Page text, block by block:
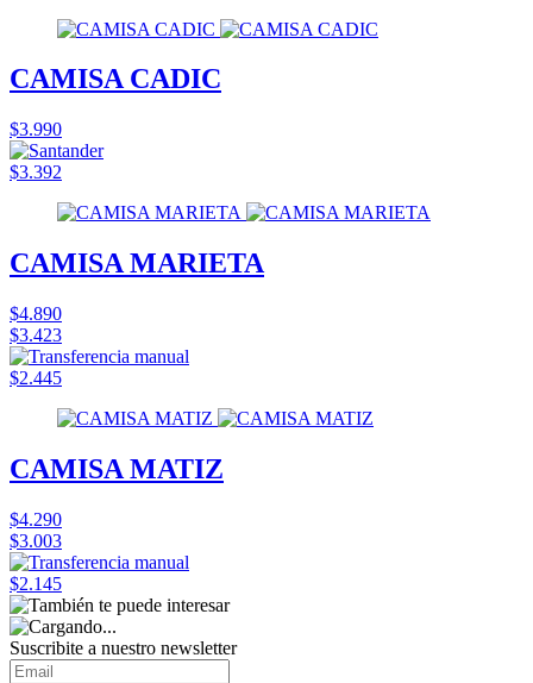
CAMISA CADIC
$3.990
$3.392
CAMISA MARIETA
$4.890
$3.423
$2.445
CAMISA MATIZ
$4.290
$3.003
$2.145
Suscribite a nuestro newsletter